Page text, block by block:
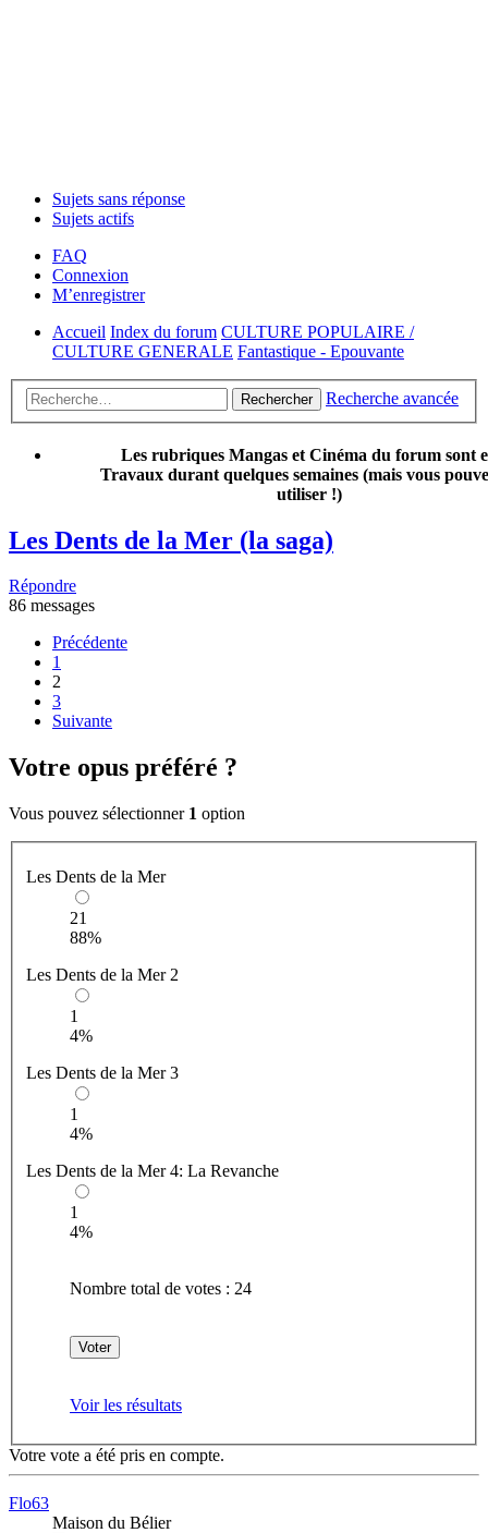
Sujets sans réponse
Sujets actifs
FAQ
Connexion
M’enregistrer
Accueil Index du forum CULTURE POPULAIRE /
CULTURE GENERALE Fantastique - Epouvante
Rechercher Recherche avancée
Les rubriques Mangas et Cinéma du forum sont
Travaux durant quelques semaines (mais vous
utiliser !)
Les Dents de la Mer (la saga)
Répondre
86 messages
Précédente
1
2
3
Suivante
Votre opus préféré ?
Vous pouvez sélectionner 1 option
Les Dents de la Mer
21
88%
Les Dents de la Mer 2
1
4%
Les Dents de la Mer 3
1
4%
Les Dents de la Mer 4: La Revanche
1
4%
Nombre total de votes : 24
Voir les résultats
Votre vote a été pris en compte.
Flo63
Maison du Bélier